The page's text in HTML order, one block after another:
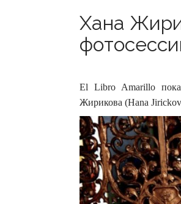
Хана
El Libro Amarillo
Жирикова (Hana